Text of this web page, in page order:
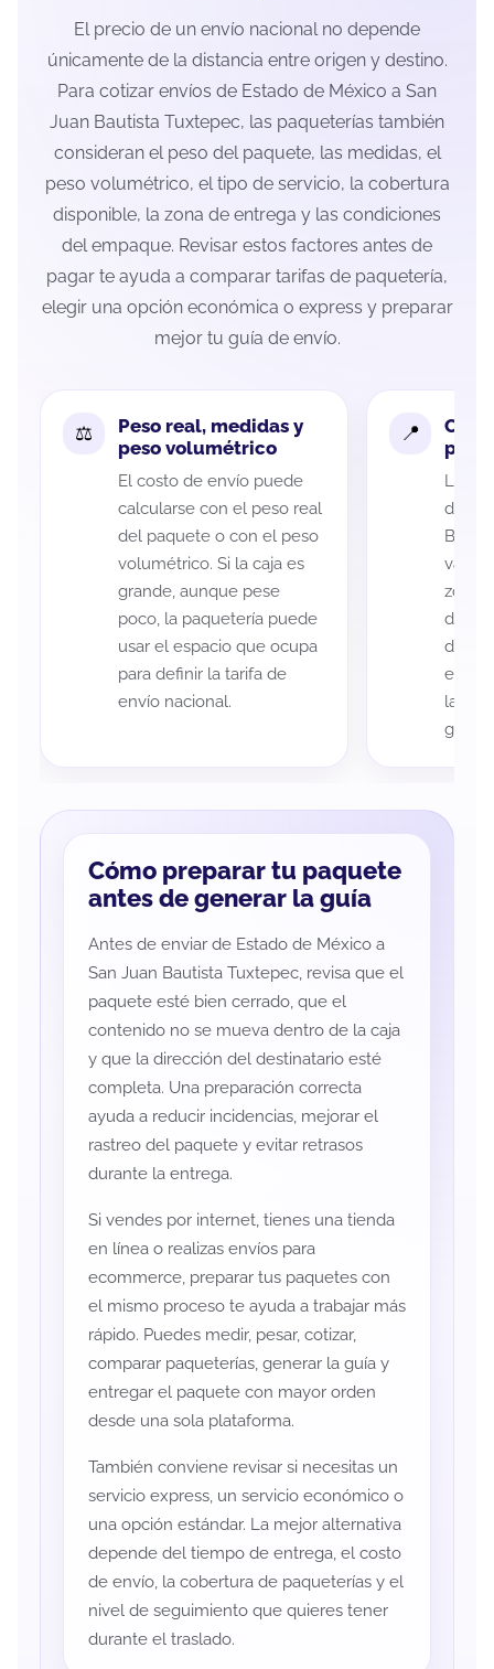
El precio de un envío nacional no depende
únicamente de la distancia entre origen y destino.
Para cotizar envíos de Estado de México a San
Juan Bautista Tuxtepec, las paqueterías también
consideran el peso del paquete, las medidas, el
peso volumétrico, el tipo de servicio, la cobertura
disponible, la zona de entrega y las condiciones
del empaque. Revisar estos factores antes de
pagar te ayuda a comparar tarifas de paquetería,
elegir una opción económica o express y preparar
mejor tu guía de envío.
Peso real, medidas y
peso volumétrico
El costo de envío puede
calcularse con el peso real
del paquete o con el peso
volumétrico. Si la caja es
grande, aunque pese
poco, la paquetería puede
usar el espacio que ocupa
para definir la tarifa de
envío nacional.
La
de
variar
zona
de
de
eso
la
guía
Cómo preparar tu paquete
antes de generar la guía
Antes de enviar de Estado de México a
San Juan Bautista Tuxtepec, revisa que el
paquete esté bien cerrado, que el
contenido no se mueva dentro de la caja
y que la dirección del destinatario esté
completa. Una preparación correcta
ayuda a reducir incidencias, mejorar el
rastreo del paquete y evitar retrasos
durante la entrega.
Si vendes por internet, tienes una tienda
en línea o realizas envíos para
ecommerce, preparar tus paquetes con
el mismo proceso te ayuda a trabajar más
rápido. Puedes medir, pesar, cotizar,
comparar paqueterías, generar la guía y
entregar el paquete con mayor orden
desde una sola plataforma.
También conviene revisar si necesitas un
servicio express, un servicio económico o
una opción estándar. La mejor alternativa
depende del tiempo de entrega, el costo
de envío, la cobertura de paqueterías y el
nivel de seguimiento que quieres tener
durante el traslado.